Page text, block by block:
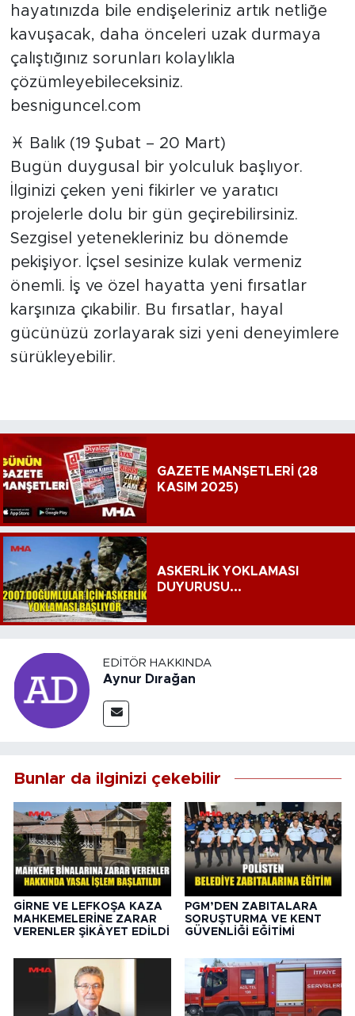
hayatınızda bile endişeleriniz artık netliğe
kavuşacak, daha önceleri uzak durmaya
çalıştığınız sorunları kolaylıkla
çözümleyebileceksiniz.
besniguncel.com
♓ Balık (19 Şubat – 20 Mart)
Bugün duygusal bir yolculuk başlıyor.
İlginizi çeken yeni fikirler ve yaratıcı
projelerle dolu bir gün geçirebilirsiniz.
Sezgisel yetenekleriniz bu dönemde
pekişiyor. İçsel sesinize kulak vermeniz
önemli. İş ve özel hayatta yeni fırsatlar
karşınıza çıkabilir. Bu fırsatlar, hayal
gücünüzü zorlayarak sizi yeni deneyimlere
sürükleyebilir.
GAZETE MANŞETLERİ (28
KASIM 2025)
ASKERLİK YOKLAMASI
DUYURUSU...
EDITÖR HAKKINDA
Aynur Dırağan
Bunlar da ilginizi çekebilir
GİRNE VE LEFKOŞA KAZA
MAHKEMELERİNE ZARAR
VERENLER ŞİKÂYET EDİLDİ
PGM’DEN ZABITALARA
SORUŞTURMA VE KENT
GÜVENLİĞİ EĞİTİMİ